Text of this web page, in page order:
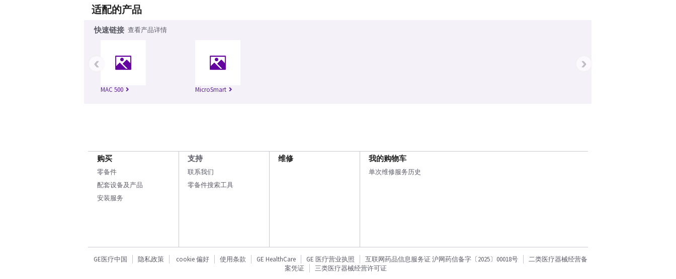
适配的产品
快速链接 查看产品详情
MAC 500 MicroSmart
‹ ›
购买
零备件
配套设备及产品
安装服务
支持
联系我们
零备件搜索工具
维修 我的购物车
单次维修服务历史
GE医疗中国 隐私政策 cookie 偏好 使用条款 GE HealthCare GE 医疗营业执照 互联网药品信息服务证 沪网药信备字〔2025〕00018号
二类医疗器械经营备
案凭证
三类医疗器械经营许可证